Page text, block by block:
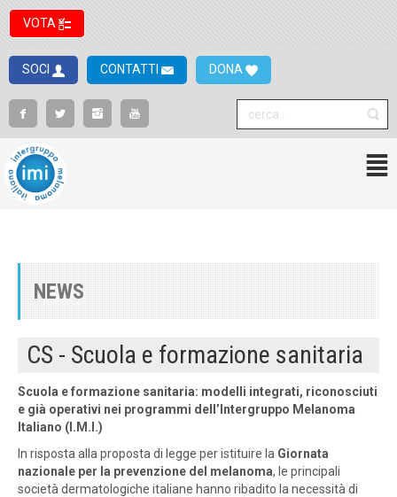
VOTA
SOCI CONTATTI DONA
NEWS
CS - Scuola e formazione sanitaria
Scuola e formazione sanitaria: modelli integrati, riconosciuti
e già operativi nei programmi dell’Intergruppo Melanoma
Italiano (I.M.I.)
In risposta alla proposta di legge per istituire la Giornata
nazionale per la prevenzione del melanoma, le principali
società dermatologiche italiane hanno ribadito la necessità di